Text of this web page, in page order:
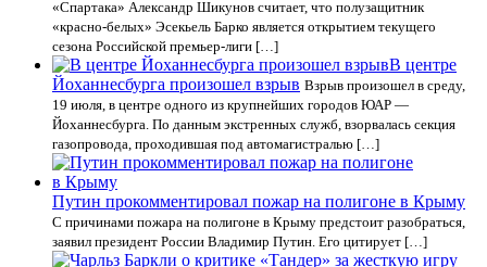
«Спартака» Александр Шикунов считает, что полузащитник
«красно‑белых» Эсекьель Барко является открытием текущего
сезона Российской премьер‑лиги […]
В центре
Йоханнесбурга произошел взрыв Взрыв произошел в среду,
19 июля, в центре одного из крупнейших городов ЮАР —
Йоханнесбурга. По данным экстренных служб, взорвалась секция
газопровода, проходившая под автомагистралью […]
Путин прокомментировал пожар на полигоне в Крыму
С причинами пожара на полигоне в Крыму предстоит разобраться,
заявил президент России Владимир Путин. Его цитирует […]